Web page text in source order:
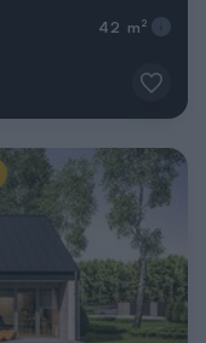
42 m 2